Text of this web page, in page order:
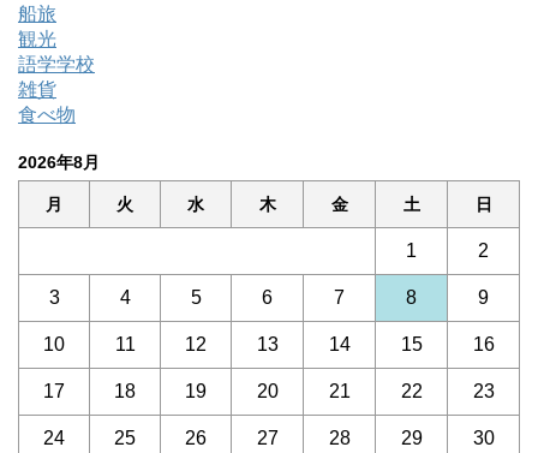
船旅
観光
語学学校
雑貨
食べ物
2026年8月
月 火 水 木 金 土 日
1 2
3 4 5 6 7 8 9
10 11 12 13 14 15 16
17 18 19 20 21 22 23
24 25 26 27 28 29 30